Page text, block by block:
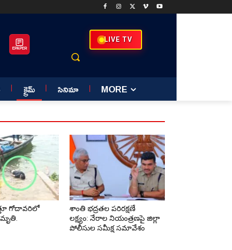
EPAPER
LIVE TV
క్రైమ్ సినిమా MORE
గోదావరిలో
మృతి.
శాంతి భద్రతల పరిరక్షణే
లక్ష్యం: నేరాల నియంత్రణపై జిల్లా
పోలీసుల సమీక్ష సమావేశం